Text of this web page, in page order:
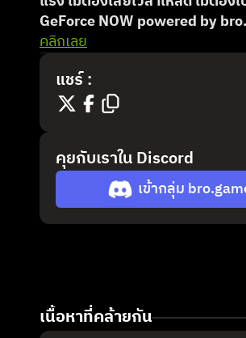
GeForce NOW powered by
คลิกเลย
แชร์ :
คุยกับเราใน Discord
เข้ากลุ่ม
เนื้อหาที่คล้ายกัน